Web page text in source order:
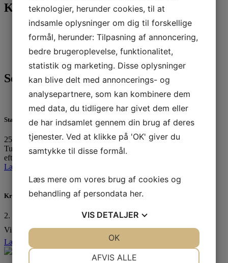
Kategorier
Nyheder
(296)
Sejlerskolen(17)
Tursejlads
Ungdom (246)
Seneste 3 indlæg
Standernedhaling 2025
25. oktober 2025
Tusinde tak til alle, der havde trodset det utaknemmelige
efterårsvejr…
Læs mere »
Kredsmesterskab 2025
2. september 2025
Vi har været til Kredsmesterskab! ❤️⛵ I Tera Pro tog…
Læs mere »
teknologier, herunder cookies, til at
indsamle oplysninger om dig til forskellige
formål, herunder: Tilpasning af annoncering,
bedre brugeroplevelse, funktionalitet,
statistik og marketing. Disse oplysninger
kan blive delt med annoncerings- og
analysepartnere, som kan kombinere dem
med data, du tidligere har givet dem eller
de har indsamlet gennem din brug af deres
tjenester. Ved at klikke på 'OK' giver du
samtykke til disse formål.
Læs mere om vores brug af cookies og
behandling af persondata her.
VIS DETALJER
AFVIS ALLE
OK